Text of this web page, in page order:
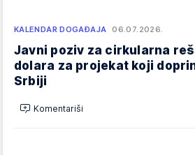
KALENDAR DOGAĐAJA 06.07.2026.
Javni poziv za cirkularna
dolara za projekat koji
Srbiji
Komentariši